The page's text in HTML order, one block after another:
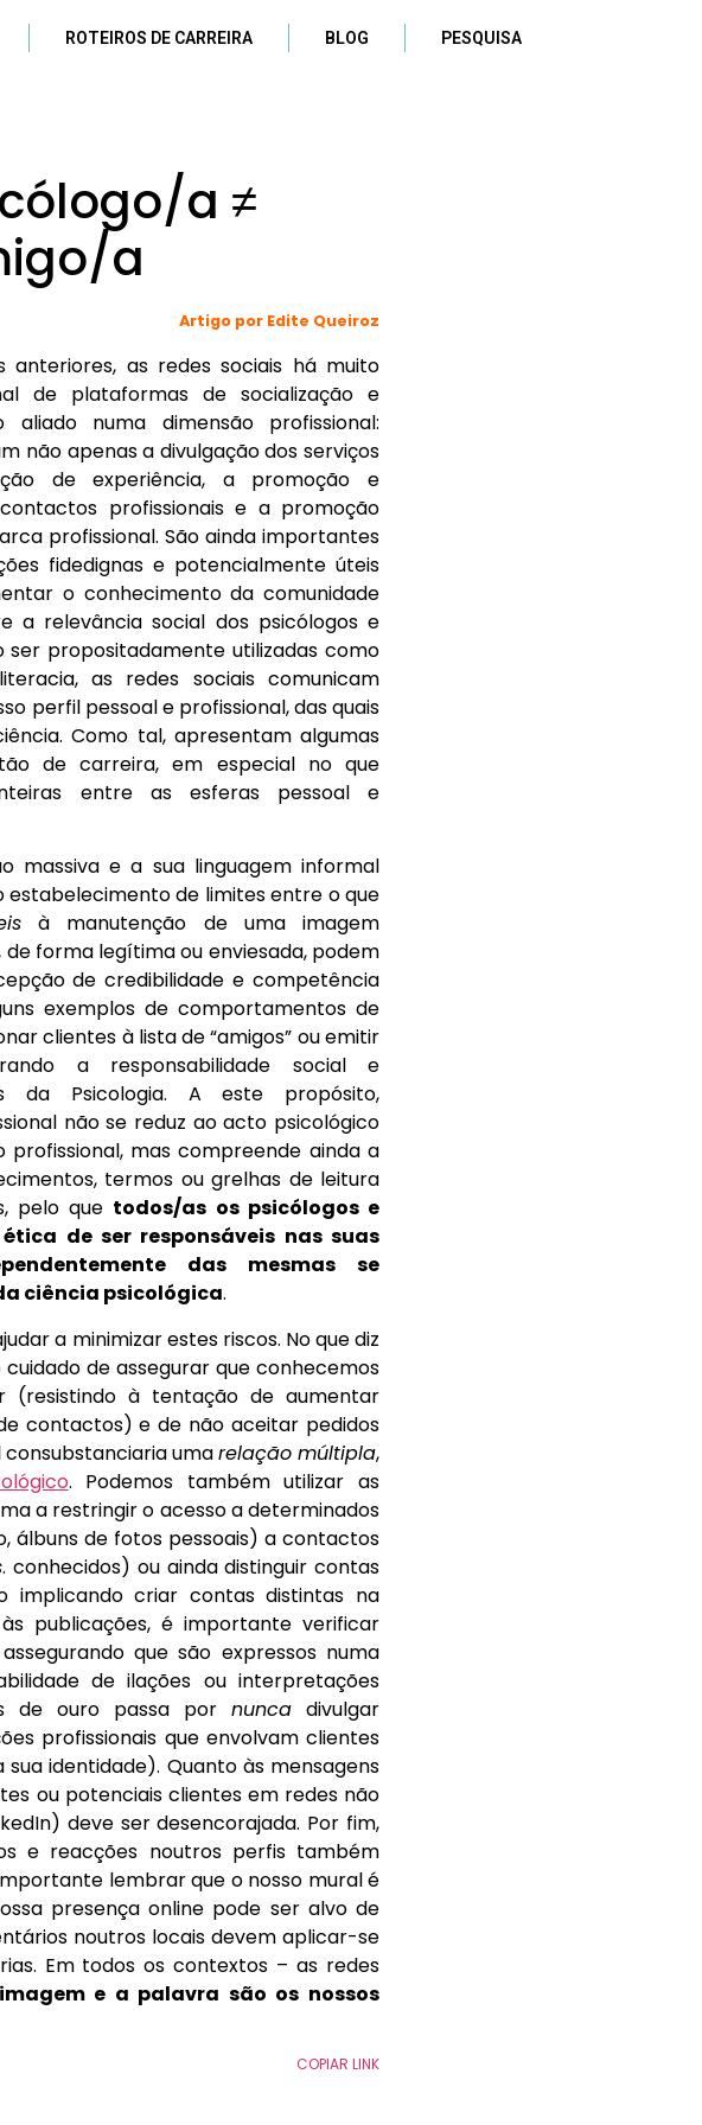
ROTEIROS DE CARREIRA BLOG PESQUISA
a ≠
a
Artigo por Edite Queiroz
as redes sociais há muito
de plataformas de socialização e
numa dimensão profissional:
não apenas a divulgação dos serviços
de experiência, a promoção e
profissionais e a promoção
profissional. São ainda importantes
fidedignas e potencialmente úteis
o conhecimento da comunidade
a relevância social dos psicólogos e
ser propositadamente utilizadas como
as redes sociais comunicam
perfil pessoal e profissional, das quais
Como tal, apresentam algumas
de carreira, em especial no que
entre as esferas pessoal e
massiva e a sua linguagem informal
estabelecimento de limites entre o que
à manutenção de uma imagem
forma legítima ou enviesada, podem
de credibilidade e competência
exemplos de comportamentos de
clientes à lista de “amigos” ou emitir
a responsabilidade social e
da Psicologia. A este propósito,
não se reduz ao acto psicológico
mas compreende ainda a
termos ou grelhas de leitura
pelo que todos/as os psicólogos e
de ser responsáveis nas suas
das mesmas se
ciência psicológica.
a minimizar estes riscos. No que diz
de assegurar que conhecemos
(resistindo à tentação de aumentar
contactos) e de não aceitar pedidos
umarelação múltipla,
. Podemos também utilizar as
a restringir o acesso a determinados
álbuns de fotos pessoais) a contactos
. conhecidos) ou ainda distinguir contas
implicando criar contas distintas na
publicações, é importante verificar
que são expressos numa
de ilações ou interpretações
de ouro passa por nunca divulgar
profissionais que envolvam clientes
identidade). Quanto às mensagens
ou potenciais clientes em redes não
deve ser desencorajada. Por fim,
e reacções noutros perfis também
lembrar que o nosso mural é
presença online pode ser alvo de
noutros locais devem aplicar-se
Em todos os contextos – as redes
e a palavra são os nossos
COPIAR LINK